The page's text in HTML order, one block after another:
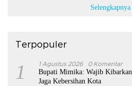
Selengkapnya
Terpopuler
1 1 Agustus 2026 0 Komentar
Bupati Mimika: Wajib
Jaga Kebersihan Kota